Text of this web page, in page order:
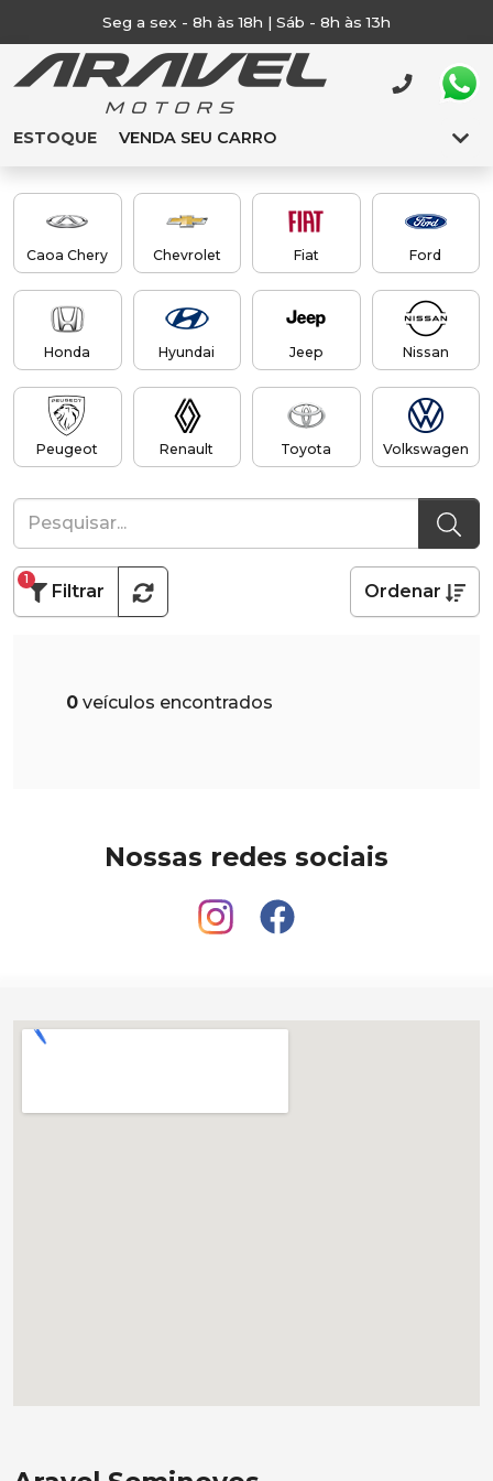
Seg a sex - 8h às 18h | Sáb - 8h às 13h
ESTOQUE VENDA SEU CARRO
Caoa Chery Chevrolet Fiat Ford
Honda Hyundai Jeep Nissan
Peugeot Renault Toyota Volkswagen
Filtrar
1
Ordenar
0 veículos encontrados
Nossas redes sociais